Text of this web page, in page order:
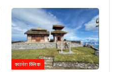
क्यामेरा क्लिक